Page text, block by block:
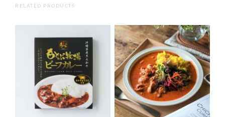
RELATED PRODUCTS